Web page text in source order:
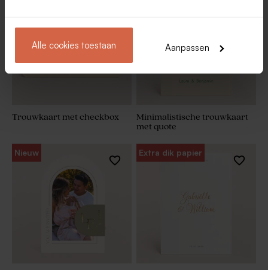
Alle cookies toestaan Aanpassen
Trouwkaart met checkbox
Minimalistische trouwkaart
met quote
Nieuw Extra dik papier